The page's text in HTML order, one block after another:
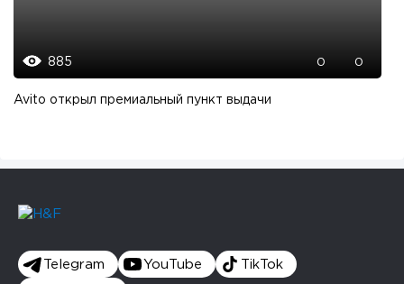
885 0 0
Avito открыл премиальный пункт выдачи
Telegram YouTube TikTok